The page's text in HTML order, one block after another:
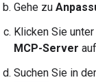
Gehe zu
Klicken Sie unter
MCP-Server auf
Suchen Sie in